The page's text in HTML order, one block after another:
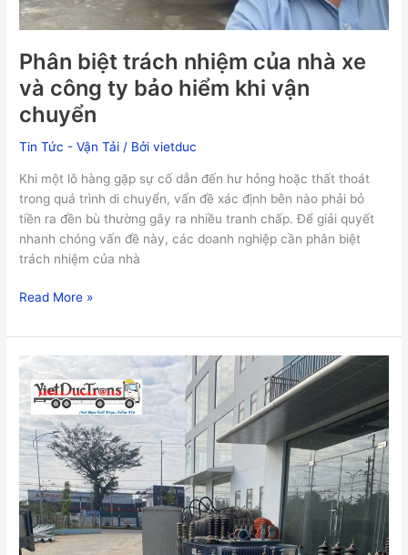
Phân biệt trách nhiệm của nhà xe
và công ty bảo hiểm khi vận
chuyển
Tin Tức - Vận Tải / Bởivietduc
Khi một lô hàng gặp sự cố dẫn đến hư hỏng hoặc thất thoát
trong quá trình di chuyển, vấn đề xác định bên nào phải bỏ
tiền ra đền bù thường gây ra nhiều tranh chấp. Để giải quyết
nhanh chóng vấn đề này, các doanh nghiệp cần phân biệt
trách nhiệm của nhà
ty
bảo
hiểm
khi
vận
chuyển
Read More »
Tại
sao
cần
mua
bảo
hiểm
hàng
hóa
vận
chuyển